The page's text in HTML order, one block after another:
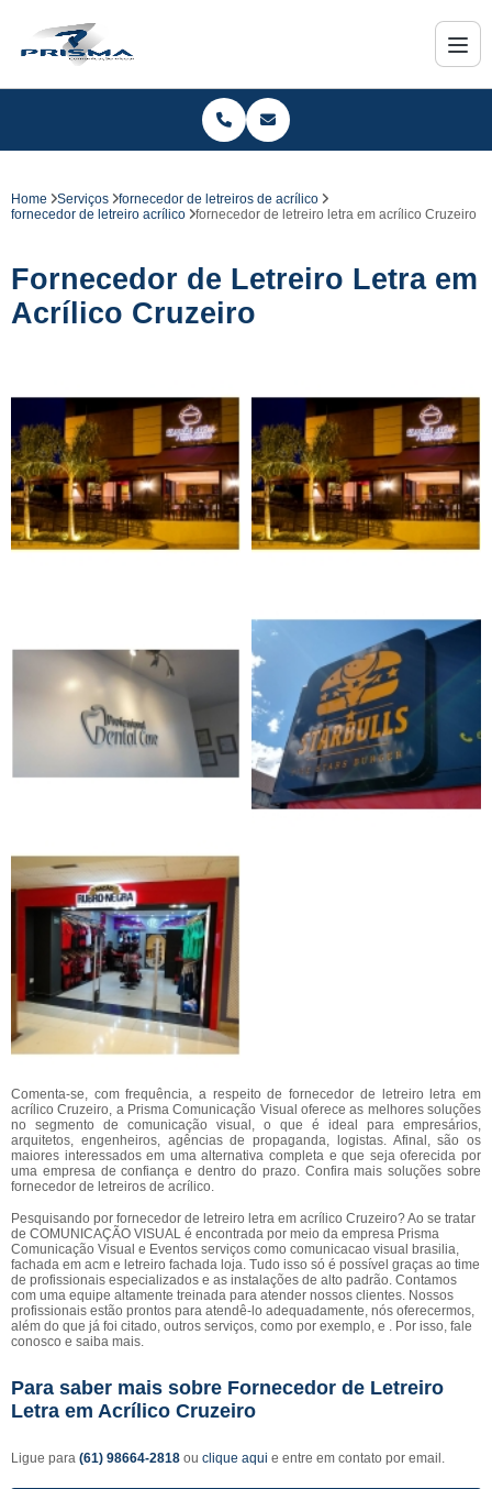
Home Serviços
fornecedor de letreiros de acrílico
fornecedor de letreiro acrílico
fornecedor de letreiro letra em acrílico Cruzeiro
Fornecedor de Letreiro Letra em
Acrílico Cruzeiro
Comenta-se, com frequência, a respeito de fornecedor de letreiro letra em
acrílico Cruzeiro, a Prisma Comunicação Visual oferece as melhores soluções
no segmento de comunicação visual, o que é ideal para empresários,
arquitetos, engenheiros, agências de propaganda, logistas. Afinal, são os
maiores interessados em uma alternativa completa e que seja oferecida por
uma empresa de confiança e dentro do prazo. Confira mais soluções sobre
fornecedor de letreiros de acrílico.
Pesquisando por fornecedor de letreiro letra em acrílico Cruzeiro? Ao se tratar
de COMUNICAÇÃO VISUAL é encontrada por meio da empresa Prisma
Comunicação Visual e Eventos serviços como comunicacao visual brasilia,
fachada em acm e letreiro fachada loja. Tudo isso só é possível graças ao time
de profissionais especializados e as instalações de alto padrão. Contamos
com uma equipe altamente treinada para atender nossos clientes. Nossos
profissionais estão prontos para atendê-lo adequadamente, nós oferecermos,
além do que já foi citado, outros serviços, como por exemplo, e . Por isso, fale
conosco e saiba mais.
Para saber mais sobre Fornecedor de Letreiro
Letra em Acrílico Cruzeiro
Ligue para (61) 98664-2818 ou clique aqui e entre em contato por email.